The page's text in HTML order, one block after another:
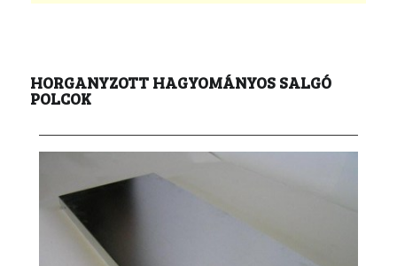
HORGANYZOTT HAGYOMÁNYOS SALGÓ
POLCOK